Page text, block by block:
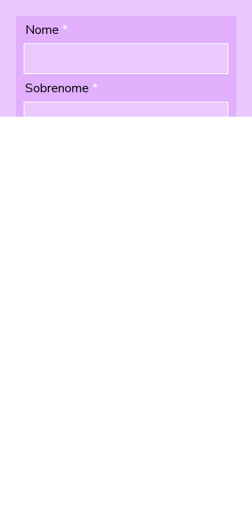
Nome
Sobrenome